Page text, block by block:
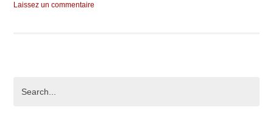
Laissez un commentaire